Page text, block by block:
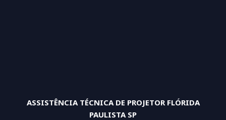
ASSISTÊNCIA TÉCNICA DE PROJETOR FLÓRIDA
PAULISTA SP